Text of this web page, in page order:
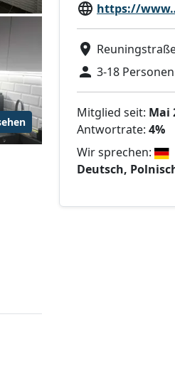
https://
3-18 Personen
Mitglied seit: Mai
Antwortrate: 4%
Wir sprechen:
Deutsch,